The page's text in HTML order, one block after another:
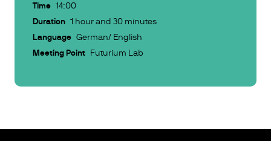
Time 14:00
Duration 1 hour and 30 minutes
Language German/ English
Meeting Point Futurium Lab